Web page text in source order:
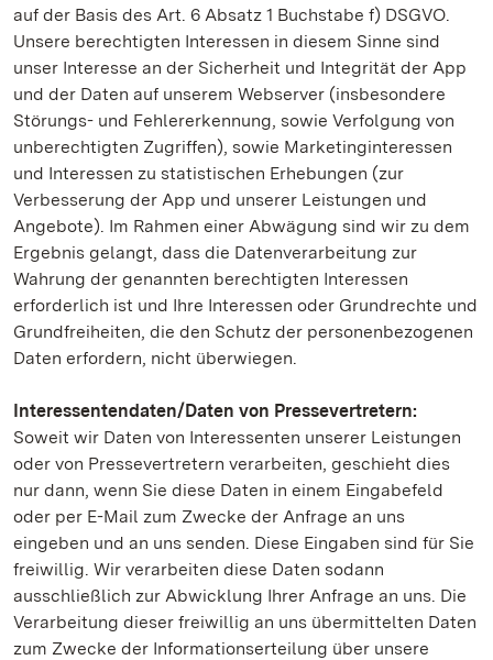
auf der Basis des Art. 6 Absatz 1 Buchstabe f) DSGVO.
Unsere berechtigten Interessen in diesem Sinne sind
unser Interesse an der Sicherheit und Integrität der App
und der Daten auf unserem Webserver (insbesondere
Störungs- und Fehlererkennung, sowie Verfolgung von
unberechtigten Zugriffen), sowie Marketinginteressen
und Interessen zu statistischen Erhebungen (zur
Verbesserung der App und unserer Leistungen und
Angebote). Im Rahmen einer Abwägung sind wir zu dem
Ergebnis gelangt, dass die Datenverarbeitung zur
Wahrung der genannten berechtigten Interessen
erforderlich ist und Ihre Interessen oder Grundrechte und
Grundfreiheiten, die den Schutz der personenbezogenen
Daten erfordern, nicht überwiegen.
Interessentendaten/Daten von Pressevertretern:
Soweit wir Daten von Interessenten unserer Leistungen
oder von Pressevertretern verarbeiten, geschieht dies
nur dann, wenn Sie diese Daten in einem Eingabefeld
oder per E-Mail zum Zwecke der Anfrage an uns
eingeben und an uns senden. Diese Eingaben sind für Sie
freiwillig. Wir verarbeiten diese Daten sodann
ausschließlich zur Abwicklung Ihrer Anfrage an uns. Die
Verarbeitung dieser freiwillig an uns übermittelten Daten
zum Zwecke der Informationserteilung über unsere